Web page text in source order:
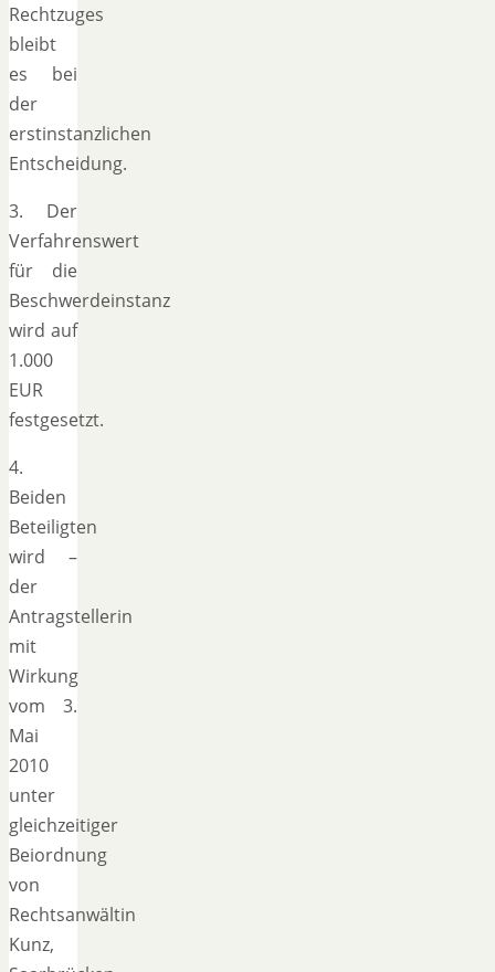
Rechtzuges
bleibt
es bei
der
erstinstanzlichen
Entscheidung.
3. Der
Verfahrenswert
für die
Beschwerdeinstanz
wird auf
1.000
EUR
festgesetzt.
4.
Beiden
Beteiligten
wird –
der
Antragstellerin
mit
Wirkung
vom 3.
Mai
2010
unter
gleichzeitiger
Beiordnung
von
Rechtsanwältin
Kunz,